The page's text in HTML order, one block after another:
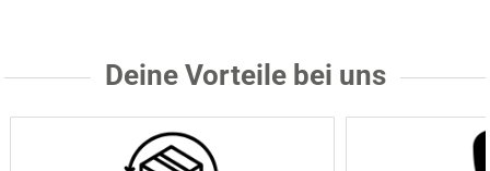
Deine Vorteile bei uns